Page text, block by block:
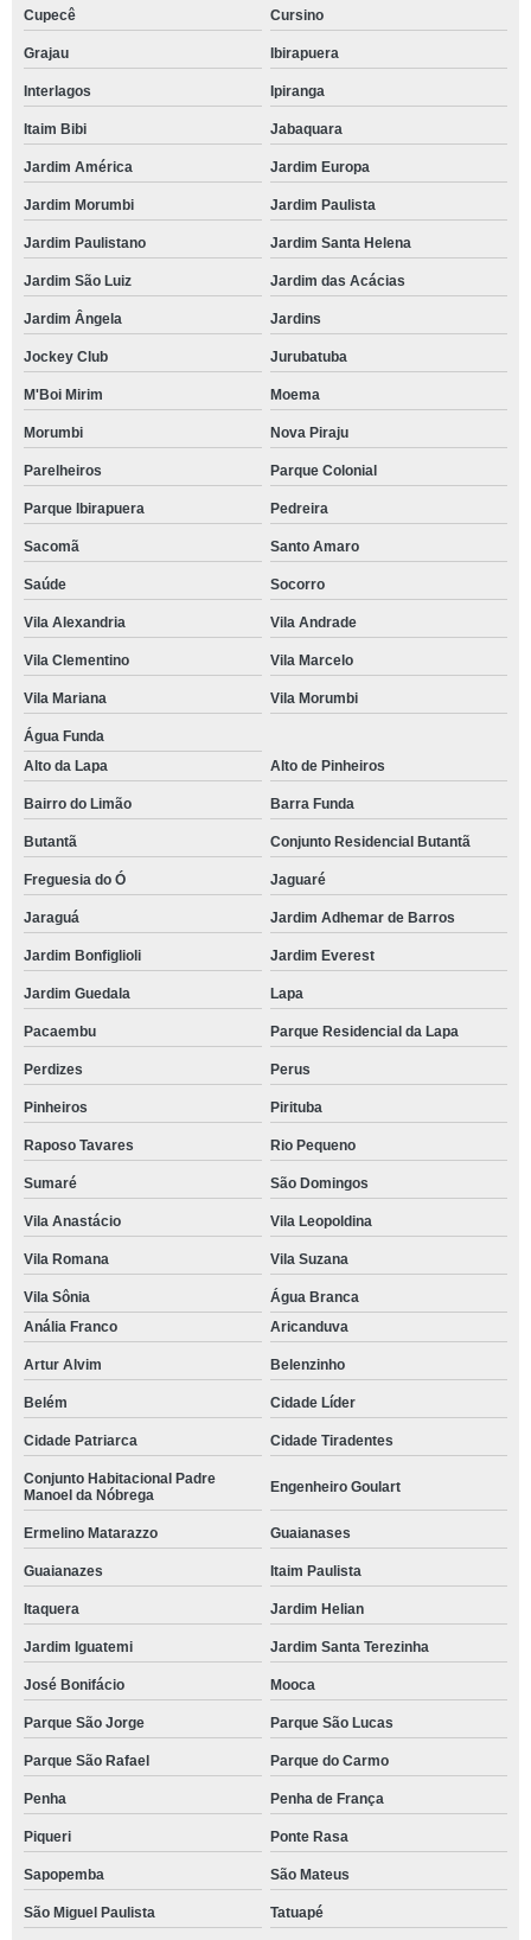
Cupecê Cursino
Grajau Ibirapuera
Interlagos Ipiranga
Itaim Bibi Jabaquara
Jardim América Jardim Europa
Jardim Morumbi Jardim Paulista
Jardim Paulistano Jardim Santa Helena
Jardim São Luiz Jardim das Acácias
Jardim Ângela Jardins
Jockey Club Jurubatuba
M'Boi Mirim Moema
Morumbi Nova Piraju
Parelheiros Parque Colonial
Parque Ibirapuera Pedreira
Sacomã Santo Amaro
Saúde Socorro
Vila Alexandria Vila Andrade
Vila Clementino Vila Marcelo
Vila Mariana Vila Morumbi
Água Funda
Alto da Lapa
Alto de Pinheiros
Bairro do Limão Barra Funda
Butantã Conjunto Residencial Butantã
Freguesia do Ó Jaguaré
Jaraguá Jardim Adhemar de Barros
Jardim Bonfiglioli Jardim Everest
Jardim Guedala Lapa
Pacaembu Parque Residencial da Lapa
Perdizes Perus
Pinheiros Pirituba
Raposo Tavares Rio Pequeno
Sumaré São Domingos
Vila Anastácio Vila Leopoldina
Vila Romana Vila Suzana
Vila Sônia
Água Branca
Anália Franco
Aricanduva
Artur Alvim Belenzinho
Belém Cidade Líder
Cidade Patriarca Cidade Tiradentes
Conjunto Habitacional Padre
Manoel da Nóbrega
Engenheiro Goulart
Ermelino Matarazzo Guaianases
Guaianazes Itaim Paulista
Itaquera Jardim Helian
Jardim Iguatemi Jardim Santa Terezinha
José Bonifácio Mooca
Parque São Jorge Parque São Lucas
Parque São Rafael Parque do Carmo
Penha Penha de França
Piqueri Ponte Rasa
Sapopemba São Mateus
São Miguel Paulista Tatuapé